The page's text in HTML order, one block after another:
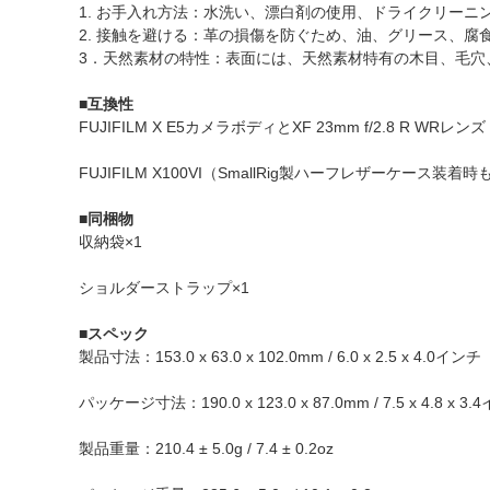
1. お手入れ方法：水洗い、漂白剤の使用、ドライクリー
2. 接触を避ける：革の損傷を防ぐため、油、グリース、腐
3．天然素材の特性：表面には、天然素材特有の木目、毛
■互換性
FUJIFILM X E5カメラボディとXF 23mm f/2.8 R WRレン
FUJIFILM X100VI（SmallRig製ハーフレザーケース装着時
■同梱物
収納袋×1
ショルダーストラップ×1
■スペック
製品寸法：153.0 x 63.0 x 102.0mm / 6.0 x 2.5 x 4.0インチ
パッケージ寸法：190.0 x 123.0 x 87.0mm / 7.5 x 4.8 x 3.4
製品重量：210.4 ± 5.0g / 7.4 ± 0.2oz